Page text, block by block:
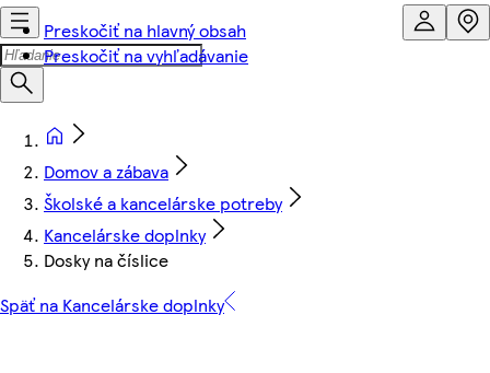
Preskočiť na hlavný obsah
Preskočiť na vyhľadávanie
Domov a zábava
Školské a kancelárske potreby
Kancelárske doplnky
Dosky na číslice
Späť na Kancelárske doplnky